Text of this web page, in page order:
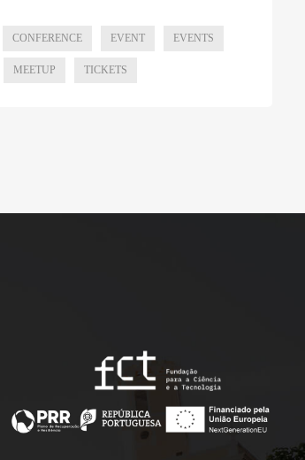
CONFERENCE EVENT EVENTS
MEETUP TICKETS